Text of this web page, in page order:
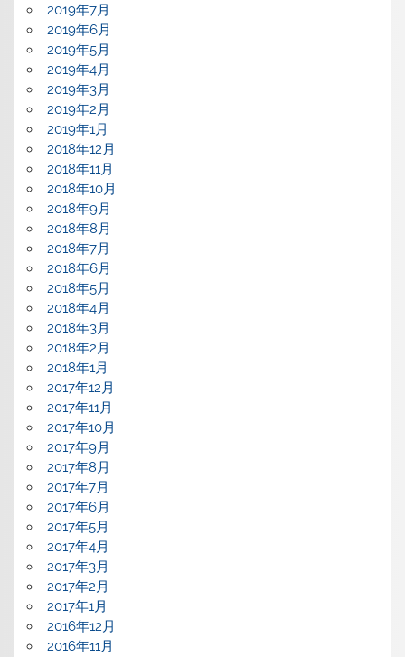
2019年7月
2019年6月
2019年5月
2019年4月
2019年3月
2019年2月
2019年1月
2018年12月
2018年11月
2018年10月
2018年9月
2018年8月
2018年7月
2018年6月
2018年5月
2018年4月
2018年3月
2018年2月
2018年1月
2017年12月
2017年11月
2017年10月
2017年9月
2017年8月
2017年7月
2017年6月
2017年5月
2017年4月
2017年3月
2017年2月
2017年1月
2016年12月
2016年11月